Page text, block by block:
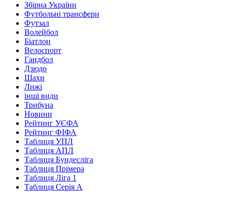
Збірна України
Футбольні трансфери
Футзал
Волейбол
Біатлон
Велоспорт
Гандбол
Дзюдо
Шахи
Лижі
інші види
Трибуна
Новини
Рейтинг УЄФА
Рейтинг ФІФА
Таблиця УПЛ
Таблиця АПЛ
Таблиця Бундесліга
Таблиця Прімера
Таблиця Ліга 1
Таблиця Серія А